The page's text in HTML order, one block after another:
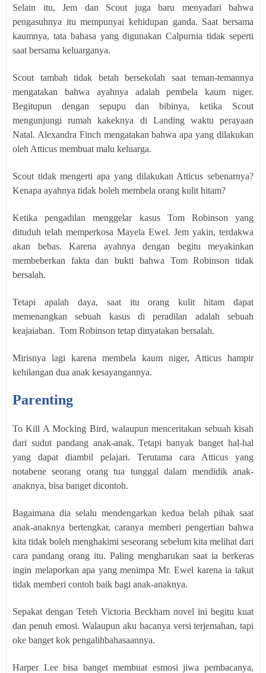
Selain itu, Jem dan Scout juga baru menyadari bahwa
pengasuhnya itu mempunyai kehidupan ganda. Saat bersama
kaumnya, tata bahasa yang digunakan Calpurnia tidak seperti
saat bersama keluarganya.
Scout tambah tidak betah bersekolah saat teman-temannya
mengatakan bahwa ayahnya adalah pembela kaum niger.
Begitupun dengan sepupu dan bibinya, ketika Scout
mengunjungi rumah kakeknya di Landing waktu perayaan
Natal. Alexandra Finch mengatakan bahwa apa yang dilakukan
oleh Atticus membuat malu keluarga.
Scout tidak mengerti apa yang dilakukan Atticus sebenarnya?
Kenapa ayahnya tidak boleh membela orang kulit hitam?
Ketika pengadilan menggelar kasus Tom Robinson yang
dituduh telah memperkosa Mayela Ewel. Jem yakin, terdakwa
akan bebas. Karena ayahnya dengan begitu meyakinkan
membeberkan fakta dan bukti bahwa Tom Robinson tidak
bersalah.
Tetapi apalah daya, saat itu orang kulit hitam dapat
memenangkan sebuah kasus di peradilan adalah sebuah
keajaiaban. Tom Robinson tetap dinyatakan bersalah.
Mirisnya lagi karena membela kaum niger, Atticus hampir
kehilangan dua anak kesayangannya.
Parenting
To Kill A Mocking Bird, walaupun menceritakan sebuah kisah
dari sudut pandang anak-anak. Tetapi banyak banget hal-hal
yang dapat diambil pelajari. Terutama cara Atticus yang
notabene seorang orang tua tunggal dalam mendidik anak-
anaknya, bisa banget dicontoh.
Bagaimana dia selalu mendengarkan kedua belah pihak saat
anak-anaknya bertengkar, caranya memberi pengertian bahwa
kita tidak boleh menghakimi seseorang sebelum kita melihat dari
cara pandang orang itu. Paling mengharukan saat ia berkeras
ingin melaporkan apa yang menimpa Mr. Ewel karena ia takut
tidak memberi contoh baik bagi anak-anaknya.
Sepakat dengan Teteh Victoria Beckham novel ini begitu kuat
dan penuh emosi. Walaupun aku bacanya versi terjemahan, tapi
oke banget kok pengalihbahasaannya.
Harper Lee bisa banget membuat esmosi jiwa pembacanya,